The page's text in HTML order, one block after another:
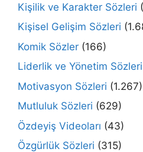
Kişilik ve Karakter Sözleri
Kişisel Gelişim Sözleri
Komik Sözler (166)
Liderlik ve Yönetim Sözleri
Motivasyon Sözleri (1.267)
Mutluluk Sözleri (629)
Özdeyiş Videoları (43)
Özgürlük Sözleri (315)